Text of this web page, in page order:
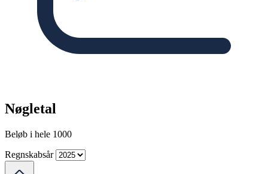
Nøgletal
Beløb i hele 1000
Regnskabsår